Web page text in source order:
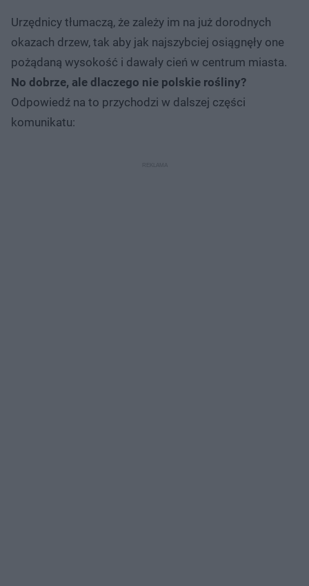
Urzędnicy tłumaczą, że zależy im na już dorodnych
okazach drzew, tak aby jak najszybciej osiągnęły one
pożądaną wysokość i dawały cień w centrum miasta.
No dobrze, ale dlaczego nie polskie rośliny?
Odpowiedź na to przychodzi w dalszej części
komunikatu: